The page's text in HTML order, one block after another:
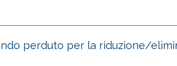
perduto per la riduzione/